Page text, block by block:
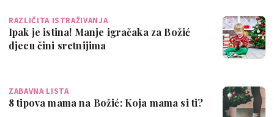
RAZLIČITA ISTRAŽIVANJA
Ipak je istina! Manje igračaka za Božić
djecu čini sretnijima
ZABAVNA LISTA
8 tipova mama na Božić: Koja mama si ti?